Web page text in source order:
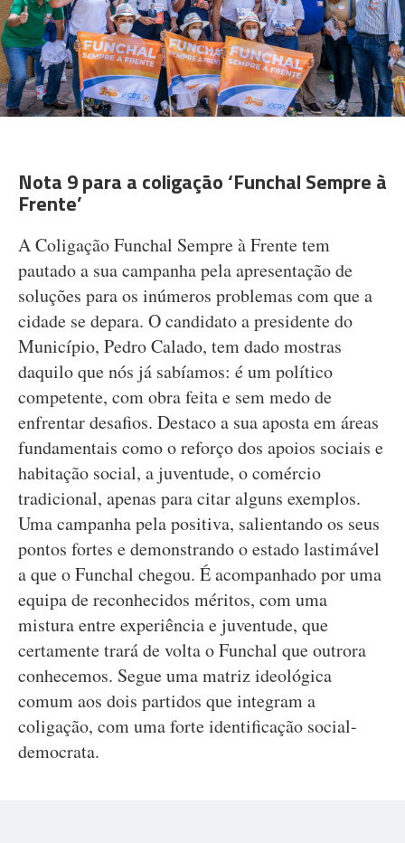
Nota 9 para a coligação ‘Funchal Sempre à
Frente’
A Coligação Funchal Sempre à Frente tem
pautado a sua campanha pela apresentação de
soluções para os inúmeros problemas com que a
cidade se depara. O candidato a presidente do
Município, Pedro Calado, tem dado mostras
daquilo que nós já sabíamos: é um político
competente, com obra feita e sem medo de
enfrentar desafios. Destaco a sua aposta em áreas
fundamentais como o reforço dos apoios sociais e
habitação social, a juventude, o comércio
tradicional, apenas para citar alguns exemplos.
Uma campanha pela positiva, salientando os seus
pontos fortes e demonstrando o estado lastimável
a que o Funchal chegou. É acompanhado por uma
equipa de reconhecidos méritos, com uma
mistura entre experiência e juventude, que
certamente trará de volta o Funchal que outrora
conhecemos. Segue uma matriz ideológica
comum aos dois partidos que integram a
coligação, com uma forte identificação social-
democrata.